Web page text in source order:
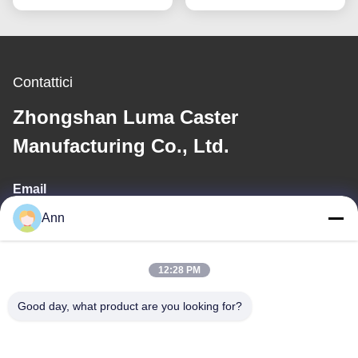
Carrelli Manuali
industriali
Contattici
Zhongshan Luma Caster
Manufacturing Co., Ltd.
Email
ann@industrialwheelcasters.com
Indirizzo
Ann
12:28 PM
Good day, what product are you looking for?